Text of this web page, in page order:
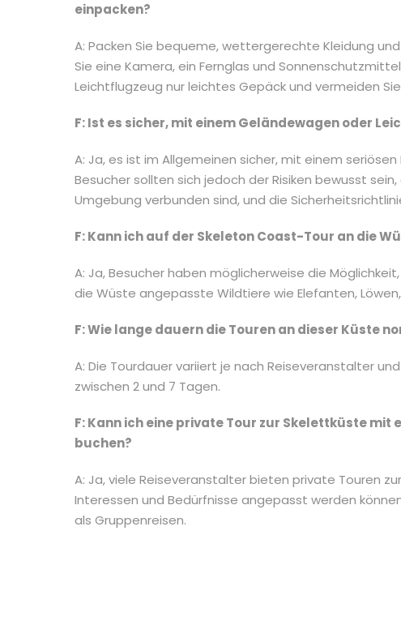
einpacken?
A: Packen Sie bequeme, wettergerechte Kleidung
Sie eine Kamera, ein Fernglas und
Leichtflugzeug nur leichtes Gepäck und vermeiden
F: Ist es sicher, mit einem Geländewagen oder
A: Ja, es ist im Allgemeinen sicher, mit einem
Besucher sollten sich jedoch der Risiken bewusst
Umgebung verbunden sind, und die
F: Kann ich auf der Skeleton Coast-Tour an die
A: Ja, Besucher haben möglicherweise die
die Wüste angepasste Wildtiere wie Elefanten,
F: Wie lange dauern die Touren an dieser Küste
A: Die Tourdauer variiert je nach Reiseveranstalter
zwischen 2 und 7 Tagen.
F: Kann ich eine private Tour zur Skelettküste
buchen?
A: Ja, viele Reiseveranstalter bieten private Touren
Interessen und Bedürfnisse angepasst werden
als Gruppenreisen.